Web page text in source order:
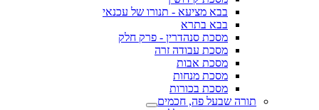
בבא מציעא - תנורו של עכנאי
בבא בתרא
מסכת סנהדרין - פרק חלק
מסכת עבודה זרה
מסכת אבות
מסכת מנחות
מסכת בכורות
תורה שבעל פה, חכמים